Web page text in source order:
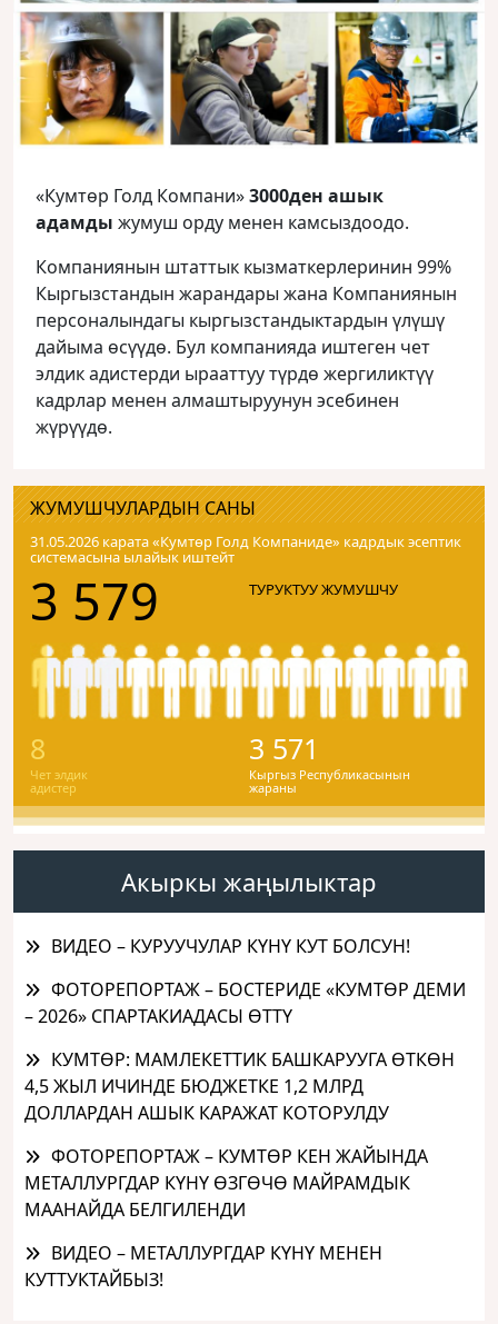
«Кумтөр Голд Компани»3000ден ашык
адамды жумуш орду менен камсыздоодо.
Компаниянын штаттык кызматкерлеринин 99%
Кыргызстандын жарандары жана Компаниянын
персоналындагы кыргызстандыктардын үлүшү
дайыма өсүүдө. Бул компанияда иштеген чет
элдик адистерди ырааттуу түрдө жергиликтүү
кадрлар менен алмаштыруунун эсебинен
жүрүүдө.
ЖУМУШЧУЛАРДЫН САНЫ
31.05.2026 карата «Кумтɵр Голд Компаниде» кадрдык эсептик
системасына ылайык иштейт
3 579 ТУРУКТУУ ЖУМУШЧУ
8
Чет элдик
адистер
3 571
Кыргыз Республикасынын
жараны
Акыркы жаңылыктар
ВИДЕО – КУРУУЧУЛАР КҮНҮ КУТ БОЛСУН!
ФОТОРЕПОРТАЖ – БОСТЕРИДЕ «КУМТӨР ДЕМИ
– 2026» СПАРТАКИАДАСЫ ӨТТҮ
КУМТӨР: МАМЛЕКЕТТИК БАШКАРУУГА ӨТКӨН
4,5 ЖЫЛ ИЧИНДЕ БЮДЖЕТКЕ 1,2 МЛРД
ДОЛЛАРДАН АШЫК КАРАЖАТ КОТОРУЛДУ
ФОТОРЕПОРТАЖ – КУМТӨР КЕН ЖАЙЫНДА
МЕТАЛЛУРГДАР КҮНҮ ӨЗГӨЧӨ МАЙРАМДЫК
МААНАЙДА БЕЛГИЛЕНДИ
ВИДЕО – МЕТАЛЛУРГДАР КҮНҮ МЕНЕН
КУТТУКТАЙБЫЗ!